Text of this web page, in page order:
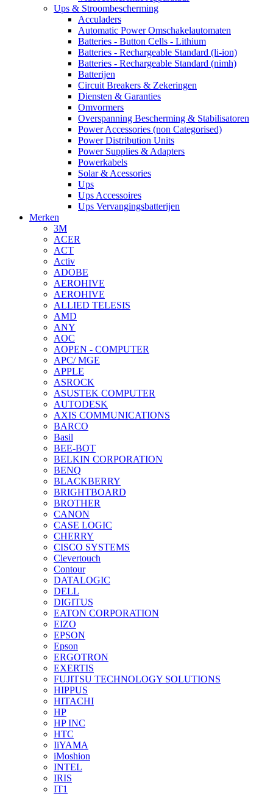
Ups & Stroombescherming
Acculaders
Automatic Power Omschakelautomaten
Batteries - Button Cells - Lithium
Batteries - Rechargeable Standard (li-ion)
Batteries - Rechargeable Standard (nimh)
Batterijen
Circuit Breakers & Zekeringen
Diensten & Garanties
Omvormers
Overspanning Bescherming & Stabilisatoren
Power Accessories (non Categorised)
Power Distribution Units
Power Supplies & Adapters
Powerkabels
Solar & Acessories
Ups
Ups Accessoires
Ups Vervangingsbatterijen
Merken
3M
ACER
ACT
Activ
ADOBE
AEROHIVE
AEROHIVE
ALLIED TELESIS
AMD
ANY
AOC
AOPEN - COMPUTER
APC/ MGE
APPLE
ASROCK
ASUSTEK COMPUTER
AUTODESK
AXIS COMMUNICATIONS
BARCO
Basil
BEE-BOT
BELKIN CORPORATION
BENQ
BLACKBERRY
BRIGHTBOARD
BROTHER
CANON
CASE LOGIC
CHERRY
CISCO SYSTEMS
Clevertouch
Contour
DATALOGIC
DELL
DIGITUS
EATON CORPORATION
EIZO
EPSON
Epson
ERGOTRON
EXERTIS
FUJITSU TECHNOLOGY SOLUTIONS
HIPPUS
HITACHI
HP
HP INC
HTC
IiYAMA
iMoshion
INTEL
IRIS
IT1